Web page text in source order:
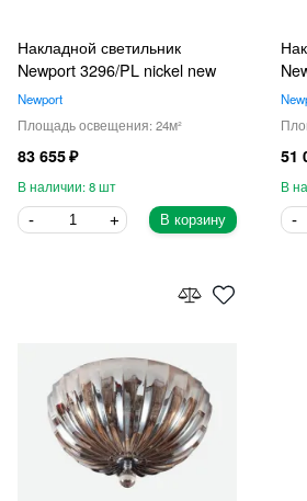
Накладной светильник
Newport 3296/PL nickel new
Newport
24
83 655
8
В корзину
51